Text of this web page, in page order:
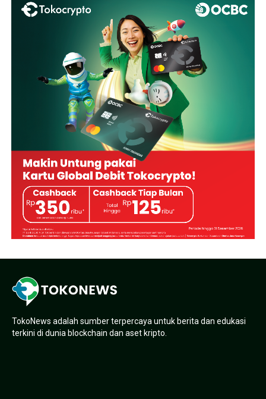
TokoNews adalah sumber terpercaya untuk berita dan edukasi
terkini di dunia blockchain dan aset kripto.